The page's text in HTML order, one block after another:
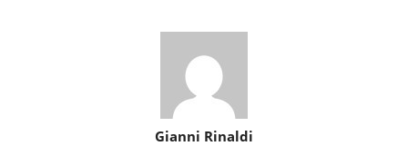
Gianni Rinaldi